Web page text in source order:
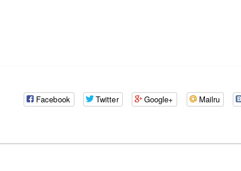
Facebook Twitter Google+ Mailru